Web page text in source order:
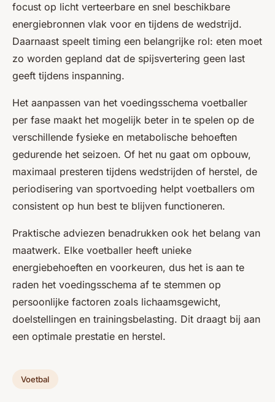
focust op licht verteerbare en snel beschikbare
energiebronnen vlak voor en tijdens de wedstrijd.
Daarnaast speelt timing een belangrijke rol: eten moet
zo worden gepland dat de spijsvertering geen last
geeft tijdens inspanning.
Het aanpassen van het voedingsschema voetballer
per fase maakt het mogelijk beter in te spelen op de
verschillende fysieke en metabolische behoeften
gedurende het seizoen. Of het nu gaat om opbouw,
maximaal presteren tijdens wedstrijden of herstel, de
periodisering van sportvoeding helpt voetballers om
consistent op hun best te blijven functioneren.
Praktische adviezen benadrukken ook het belang van
maatwerk. Elke voetballer heeft unieke
energiebehoeften en voorkeuren, dus het is aan te
raden het voedingsschema af te stemmen op
persoonlijke factoren zoals lichaamsgewicht,
doelstellingen en trainingsbelasting. Dit draagt bij aan
een optimale prestatie en herstel.
Voetbal